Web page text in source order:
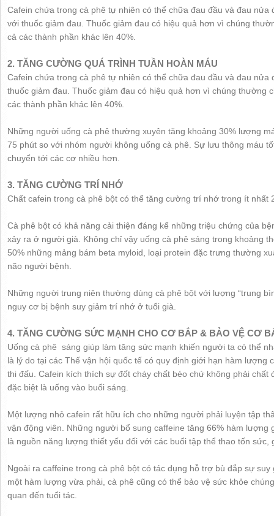
Cafein chứa trong cà phê tự nhiên có thể chữa đau đầu và đau nửa
với thuốc giảm đau. Thuốc giảm đau có hiệu quả hơn vì chúng
cả các thành phần khác lên 40%.
2. TĂNG CƯỜNG QUÁ TRÌNH TUẦN HOÀN MÁU
Cafein chứa trong cà phê tự nhiên có thể chữa đau đầu và đau
thuốc giảm đau. Thuốc giảm đau có hiệu quả hơn vì chúng thường
các thành phần khác lên 40%.
Những người uống cà phê thường xuyên tăng khoảng 30% lượng
75 phút so với nhóm người không uống cà phê. Sự lưu thông máu
chuyển tới các cơ nhiều hơn.
3. TĂNG CƯỜNG TRÍ NHỚ
Chất cafein trong cà phê bột có thể tăng cường trí nhớ trong ít nhất
Cà phê bột có khả năng cải thiện đáng kể những triệu chứng của
xảy ra ở người già. Không chỉ vậy uống cà phê sáng trong khoảng
50% những mảng bám beta myloid, loại protein đặc trưng thường
não người bệnh.
Những người trung niên thường dùng cà phê bột với lượng “trung
nguy cơ bị bệnh suy giảm trí nhớ ở tuổi già.
4. TĂNG CƯỜNG SỨC MẠNH CHO CƠ BẮP & BẢO VỆ CƠ
Uống cà phê sáng giúp làm tăng sức mạnh khiến người ta có thể
là lý do tại các Thế vận hội quốc tế có quy định giới hạn hàm lượng
thi đấu. Cafein kích thích sự đốt cháy chất béo chứ không phải
đặc biệt là uống vào buổi sáng.
Một lượng nhỏ cafein rất hữu ích cho những người phải luyện tập
vận động viên. Những người bổ sung caffeine tăng 66% hàm lượng
là nguồn năng lượng thiết yếu đối với các buổi tập thể thao tốn
Ngoài ra caffeine trong cà phê bột có tác dụng hỗ trợ bù đắp sự
một hàm lượng vừa phải, cà phê cũng có thể bảo vệ sức khỏe
quan đến tuổi tác.